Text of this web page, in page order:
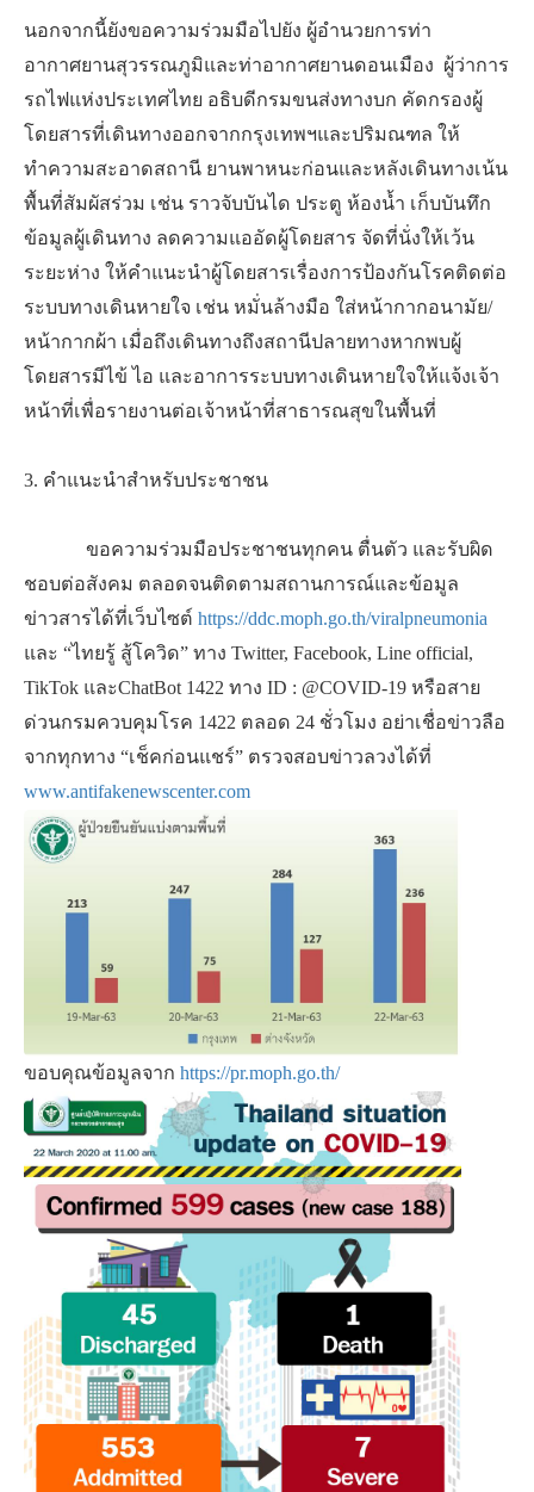
นอกจากนี้ยังขอความร่วมมือไปยัง ผู้อำนวยการท่า
อากาศยานสุวรรณภูมิและท่าอากาศยานดอนเมือง ผู้ว่าการ
รถไฟแห่งประเทศไทย อธิบดีกรมขนส่งทางบก คัดกรองผู้
โดยสารที่เดินทางออกจากกรุงเทพฯและปริมณฑล ให้
ทำความสะอาดสถานี ยานพาหนะก่อนและหลังเดินทางเน้น
พื้นที่สัมผัสร่วม เช่น ราวจับบันได ประตู ห้องน้ำ เก็บบันทึก
ข้อมูลผู้เดินทาง ลดความแออัดผู้โดยสาร จัดที่นั่งให้เว้น
ระยะห่าง ให้คำแนะนำผู้โดยสารเรื่องการป้องกันโรคติดต่อ
ระบบทางเดินหายใจ เช่น หมั่นล้างมือ ใส่หน้ากากอนามัย/
หน้ากากผ้า เมื่อถึงเดินทางถึงสถานีปลายทางหากพบผู้
โดยสารมีไข้ ไอ และอาการระบบทางเดินหายใจให้แจ้งเจ้า
หน้าที่เพื่อรายงานต่อเจ้าหน้าที่สาธารณสุขในพื้นที่
3. คำแนะนำสำหรับประชาชน
ขอความร่วมมือประชาชนทุกคน ตื่นตัว และรับผิด
ชอบต่อสังคม ตลอดจนติดตามสถานการณ์และข้อมูล
ข่าวสารได้ที่เว็บไซต์ https://ddc.moph.go.th/viralpneumonia
และ “ไทยรู้ สู้โควิด” ทาง Twitter, Facebook, Line official,
TikTok และChatBot 1422 ทาง ID : @COVID-19 หรือสาย
ด่วนกรมควบคุมโรค 1422 ตลอด 24 ชั่วโมง อย่าเชื่อข่าวลือ
จากทุกทาง “เช็คก่อนแชร์” ตรวจสอบข่าวลวงได้ที่
www.antifakenewscenter.com
ขอบคุณข้อมูลจาก https://pr.moph.go.th/